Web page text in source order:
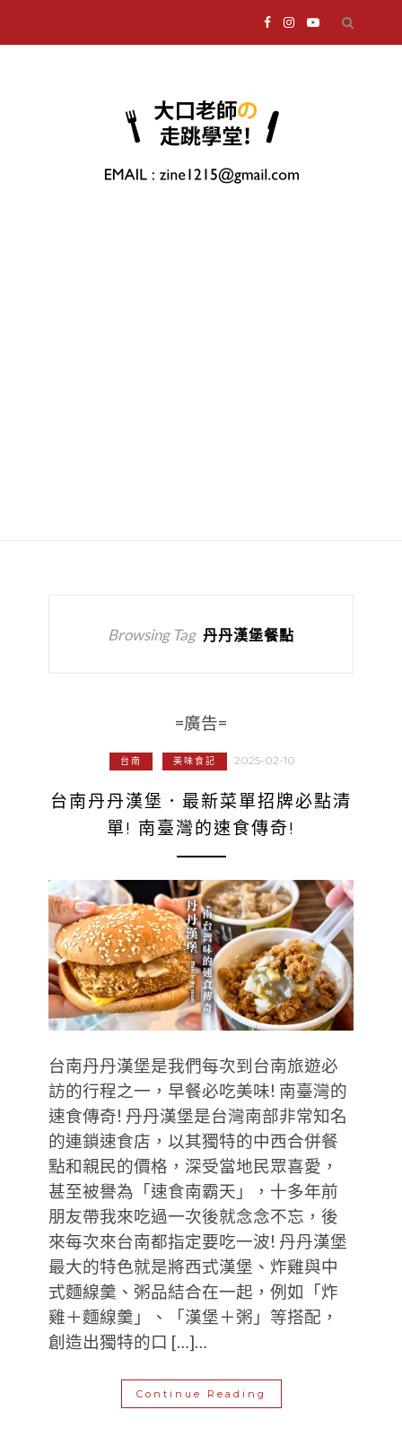
Browsing Tag 丹丹漢堡餐點
=廣告=
台南 美味食記 2025-02-10
台南丹丹漢堡．最新菜單招牌必點清
單! 南臺灣的速食傳奇!
台南丹丹漢堡是我們每次到台南旅遊必
訪的行程之一，早餐必吃美味! 南臺灣的
速食傳奇! 丹丹漢堡是台灣南部非常知名
的連鎖速食店，以其獨特的中西合併餐
點和親民的價格，深受當地民眾喜愛，
甚至被譽為「速食南霸天」，十多年前
朋友帶我來吃過一次後就念念不忘，後
來每次來台南都指定要吃一波! 丹丹漢堡
最大的特色就是將西式漢堡、炸雞與中
式麵線羹、粥品結合在一起，例如「炸
雞＋麵線羹」、「漢堡＋粥」等搭配，
創造出獨特的口 […]…
Continue Reading